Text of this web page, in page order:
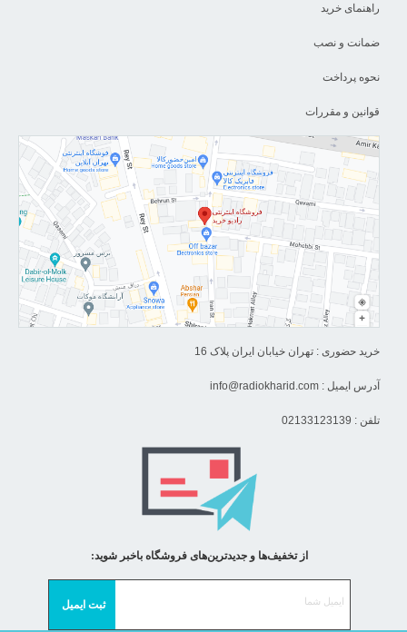
راهنمای خرید
ضمانت و نصب
نحوه پرداخت
قوانین و مقررات
خرید حضوری : تهران خیابان ایران پلاک 16
آدرس ایمیل : info@radiokharid.com
تلفن : 02133123139
از تخفیف‌ها و جدیدترین‌های فروشگاه باخبر شوید: